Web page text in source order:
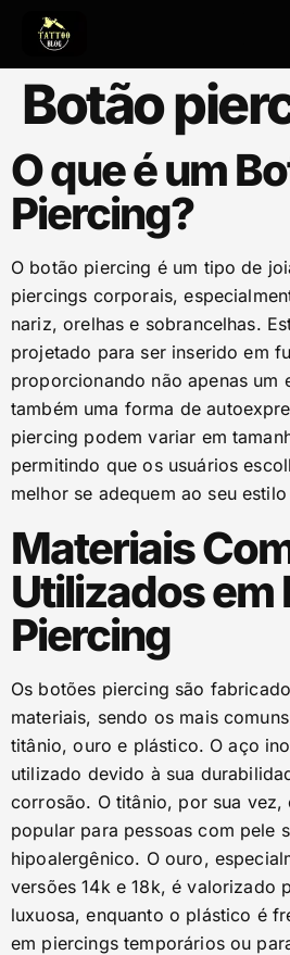
Botão
O que é um
Piercing?
O botão piercing é um tipo de
piercings corporais,
nariz, orelhas e sobrancelhas.
projetado para ser inserido em
proporcionando não apenas um
também uma forma de
piercing podem variar em
permitindo que os usuários
melhor se adequem ao seu
Materiais
Utilizados em
Piercing
Os botões piercing são
materiais, sendo os mais
titânio, ouro e plástico. O aço
utilizado devido à sua
corrosão. O titânio, por sua vez,
popular para pessoas com pele
hipoalergênico. O ouro,
versões 14k e 18k, é valorizado
luxuosa, enquanto o plástico é
em piercings temporários ou